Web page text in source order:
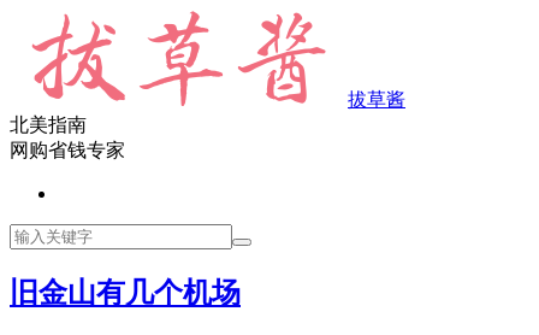
拔草酱
北美指南
网购省钱专家
旧金山有几个机场